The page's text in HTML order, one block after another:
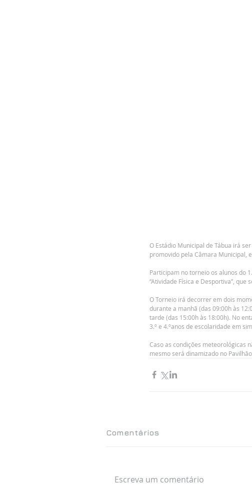
O Estádio Municipal de Tábua irá
promovido pela Câmara Municipal,
Participam no torneio os alunos do
“Atividade Física e Desportiva”, que
O Torneio irá decorrer em dois
durante a manhã (das 09:00h às
tarde (das 15:00h às 18:00h). No
3.º e 4.ºanos de escolaridade em
Caso as condições meteorológicas
mesmo será dinamizado no
Comentários
Escreva um comentário